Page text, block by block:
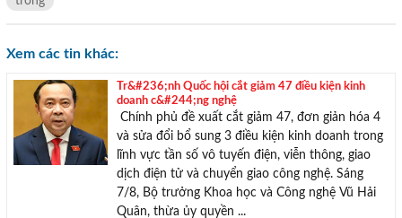
Xem các tin khác:
Tr&#236;nh Quốc hội cắt giảm 47 điều kiện kinh
doanh c&#244;ng nghệ
Chính phủ đề xuất cắt giảm 47, đơn giản hóa 4
và sửa đổi bổ sung 3 điều kiện kinh doanh trong
lĩnh vực tần số vô tuyến điện, viễn thông, giao
dịch điện tử và chuyển giao công nghệ. Sáng
7/8, Bộ trưởng Khoa học và Công nghệ Vũ Hải
Quân, thừa ủy quyền ...